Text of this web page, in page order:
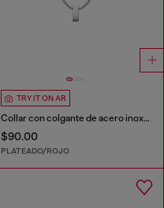
TRY IT ON AR
Collar con colgante de acero inoxidable
$90.00
PLATEADO/ROJO